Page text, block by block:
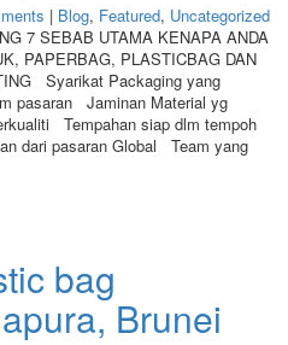
| Blog, Featured, Uncategorized
7 SEBAB UTAMA KENAPA ANDA
PAPERBAG, PLASTICBAG DAN
Syarikat Packaging yang
pasaran Jaminan Material yg
Tempahan siap dlm tempoh
dari pasaran Global Team yang
bag
Brunei